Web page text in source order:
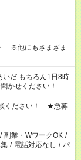
※他にもさまざま
だ もちろん1日8時
かせください！★家
相談ください。 ※
談ください！ ★急募
/ 副業・WワークOK /
/ 電話対応なし / パ